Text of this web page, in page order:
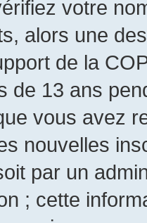
votre
alors une
de la
de 13 ans
vous avez
nouvelles
par un
; cette